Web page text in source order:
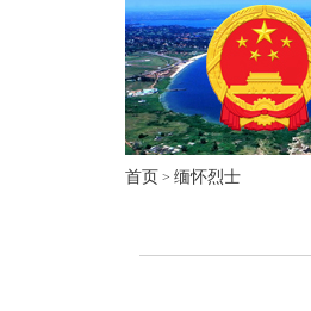
首页 > 缅怀烈士